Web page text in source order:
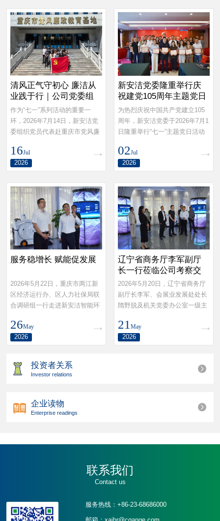
慧环卫
系统
城乡环
境服务
智能巡
检系统
服务
园
林绿化
管护
环
联网
校园
智慧
机场
物业
码头
物业
清风正气守初心 廉洁从
业践于行｜公司党委组
织党员开展廉政教育研
学活动
作为“七一”系列活动的重要一
环，2026年7月14日，新安洁党
委组织党员代表赴重庆市党风廉
实地接受廉政清风洗礼，进一步
强化党员干部廉洁从业意识，筑
16Jul
2026
新安洁党委隆重举行庆
祝建党105周年主题党日
活动暨“两优一先”表彰大
会
为热烈庆祝中国共产党建立105
周年，新安洁党委于2026年7月1
日隆重举行“七一”主题党日活动
委全体委员、各党支部党员（含
预备党员）、发展对象、入党积
民主党派人士代表列席了会议。
会议由党委宣传委员黎健主持。
02Jul
2026
服务稳增长 赋能促发展
2026年5月22日，重庆市两江新
区经济运行办、区人力社保局联
合调研组一行走进新安洁智能环
力资源有限公司开展调研交流。
新安洁智能环境党委书记蔡习
等陪同调研并参加了座谈交流。
26May
2026
辽宁省商务厅李军副厅
长一行莅临公司考察交
流
2026年5月20日，辽宁省商务厅
副厅长李军、会展业发展处处长
隋野脱及机关党委办公室一级主
商会会长单位——新安洁智能环
境考察交流。新安洁智能环境党
华，以及重庆辽宁商会副会长韩
21May
2026
投资者关系
Investor relations
企业读物
Enterprise readings
联系我们
Contact us
服务热线：+86-23-68686000